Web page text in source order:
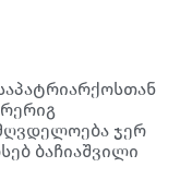
ჯერ
ბაჩიაშვილი